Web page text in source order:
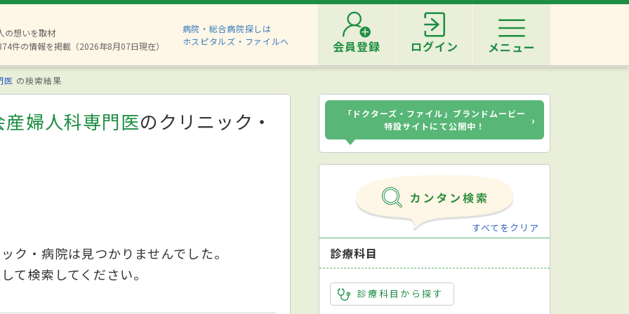
の想いを取材
件の情報を掲載（2026年8月07日現在）
病院・総合病院探しは
ホスピタルズ・ファイルへ
会員登録 ログイン メニュー
医 の検索結果
婦人科専門医のクリニック・
ク・病院は見つかりませんでした。
て検索してください。
「ドクターズ・ファイル」ブランドムービー
特設サイトにて公開中！
›
すべてをクリア
診療科目
診療科目から探す